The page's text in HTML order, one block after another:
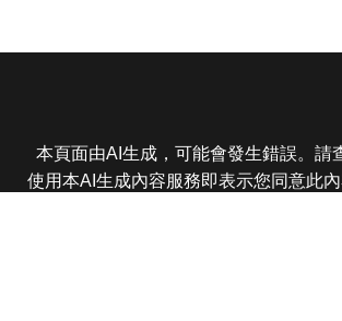
本頁面由AI生成，可能會發生錯誤。請
使用本AI生成內容服務即表示您同意此